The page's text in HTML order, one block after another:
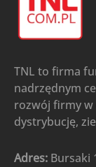
TNL to firma
nadrzędnym
rozwój firmy w
dystrybucję,
Adres: Bursaki